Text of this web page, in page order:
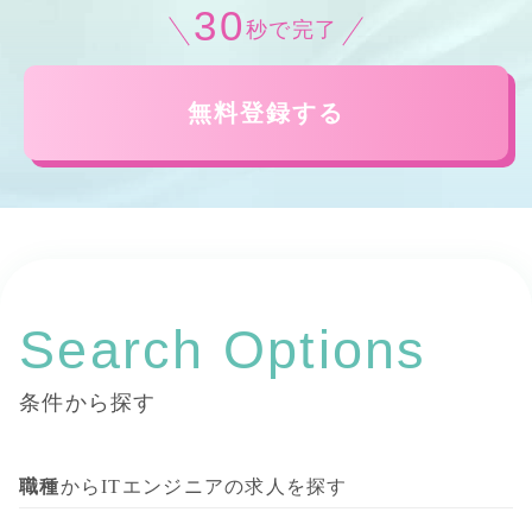
30 秒で完了
無料登録する
Search Options
条件から探す
職種からITエンジニアの求人を探す